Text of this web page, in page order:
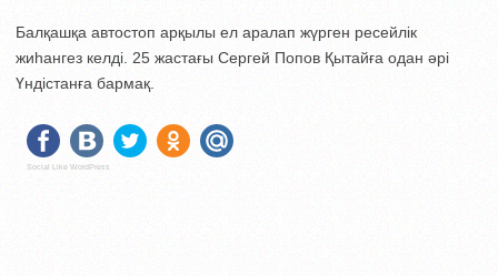
Балқашқа автостоп арқылы ел аралап жүрген ресейлік
жиһангез келді. 25 жастағы Сергей Попов Қытайға одан әрі
Үндістанға бармақ.
Social Like WordPress